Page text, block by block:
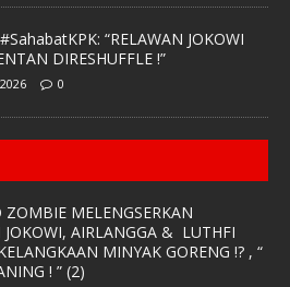
“RELAWAN JOKOWI
DIRESHUFFLE !”
0
ZOMBIE MELENGSERKAN
JOKOWI, AIRLANGGA & LUTHFI
MINYAK GORENG !? , “
! ” (2)